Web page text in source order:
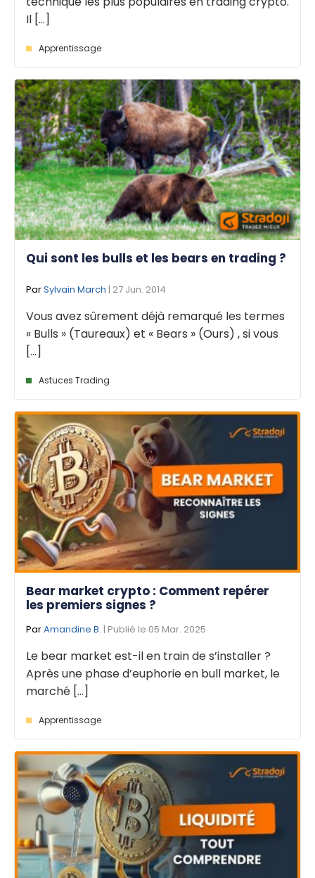
Il [...]
Apprentissage
Qui sont les bulls et les bears en trading ?
ParSylvain March | 27 Jun. 2014
Vous avez sûrement déjà remarqué les termes
« Bulls » (Taureaux) et « Bears » (Ours) , si vous
[...]
Astuces Trading
Bear market crypto : Comment repérer
les premiers signes ?
ParAmandine B. | Publié le 05 Mar. 2025
Le bear market est-il en train de s’installer ?
Après une phase d’euphorie en bull market, le
marché [...]
Apprentissage